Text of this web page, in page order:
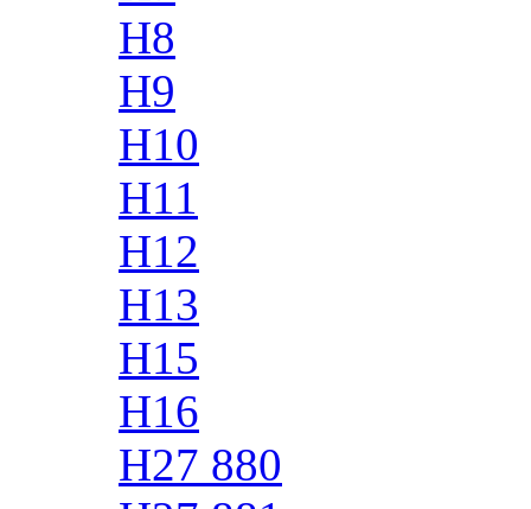
H8
H9
H10
H11
H12
H13
H15
H16
H27 880